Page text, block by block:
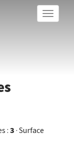
Toggle
:3· Surface